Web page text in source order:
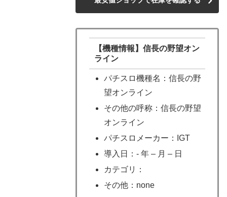
【機種情報】信長の野望オン
ライン
パチスロ機種名：信長の野
望オンライン
その他の呼称：信長の野望
オンライン
パチスロメーカー：IGT
導入日：- 年 – 月 – 日
カテゴリ：
その他：none